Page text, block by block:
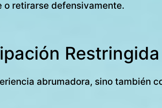
o retirarse defensivamente.
Restringida
abrumadora, sino también